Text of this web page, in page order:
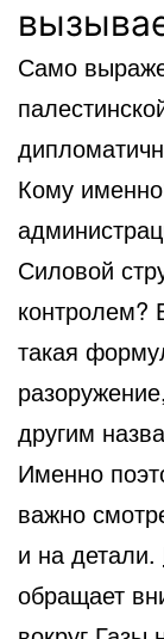
Само
Кому
Силовой
контролем?
такая
другим
Именно
важно
и на детали.
обращает